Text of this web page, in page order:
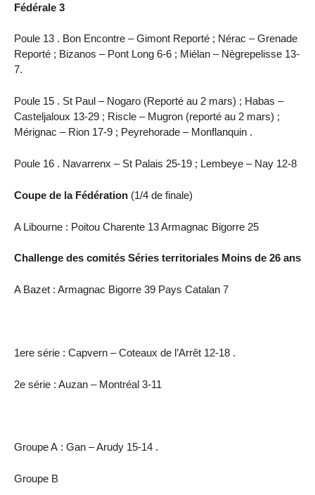
Fédérale 3
Poule 13 . Bon Encontre – Gimont Reporté ; Nérac – Grenade
Reporté ; Bizanos – Pont Long 6-6 ; Miélan – Nègrepelisse 13-
7.
Poule 15 . St Paul – Nogaro (Reporté au 2 mars) ; Habas –
Casteljaloux 13-29 ; Riscle – Mugron (reporté au 2 mars) ;
Mérignac – Rion 17-9 ; Peyrehorade – Monflanquin .
Poule 16 . Navarrenx – St Palais 25-19 ; Lembeye – Nay 12-8
Coupe de la Fédération (1/4 de finale)
A Libourne : Poitou Charente 13 Armagnac Bigorre 25
Challenge des comités Séries territoriales Moins de 26 ans
A Bazet : Armagnac Bigorre 39 Pays Catalan 7
1ere série : Capvern – Coteaux de l’Arrêt 12-18 .
2e série : Auzan – Montréal 3-11
Groupe A : Gan – Arudy 15-14 .
Groupe B